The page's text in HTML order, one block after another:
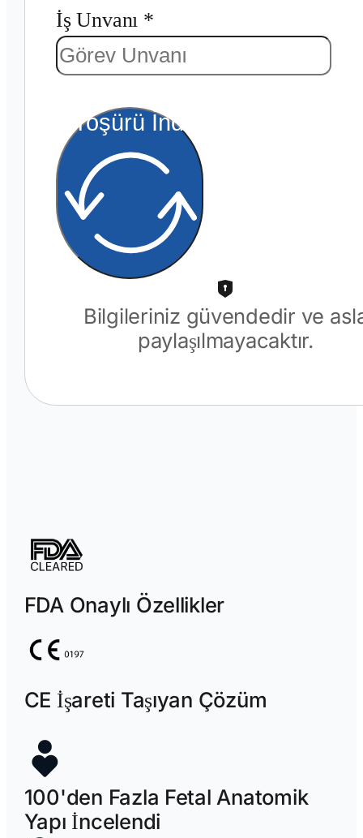
İş Unvanı *
Broşürü İndir
Bilgileriniz güvendedir ve
paylaşılmayacaktır.
FDA Onaylı Özellikler
CE İşareti Taşıyan Çözüm
100'den Fazla Fetal Anatomik
Yapı İncelendi